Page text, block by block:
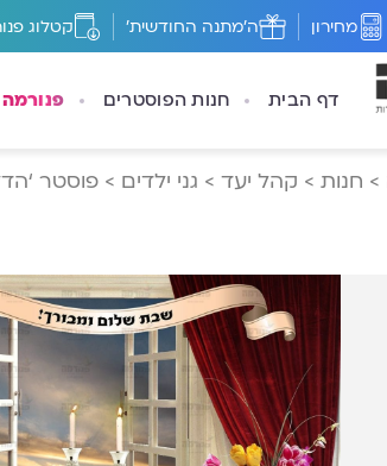
מחירון ה'מתנה החודשית' קטלוג
דף הבית חנות הפוסטרים
> חנות > קהל יעד > גני ילדים > פוסטר